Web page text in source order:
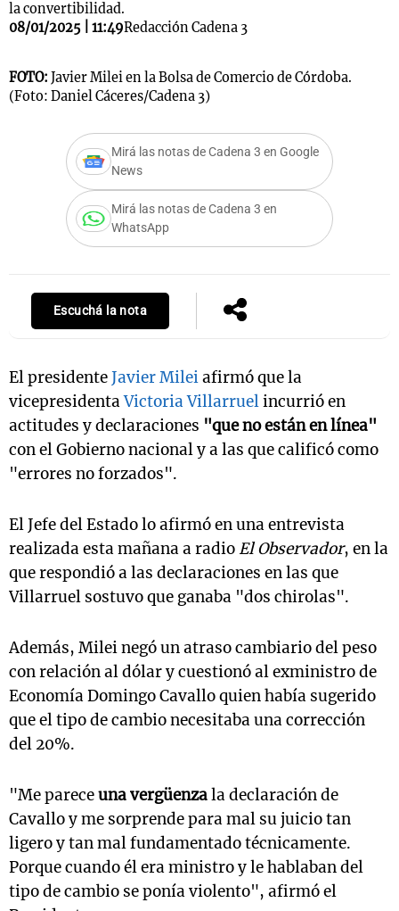
la convertibilidad.
08/01/2025 | 11:49Redacción Cadena 3
FOTO: Javier Milei en la Bolsa de Comercio de Córdoba.
(Foto: Daniel Cáceres/Cadena 3)
Mirá las notas de Cadena 3 en Google
News
Mirá las notas de Cadena 3 en
WhatsApp
Escuchá la nota
El presidenteJavier Mileiafirmó que la
vicepresidentaVictoria Villarruelincurrió en
actitudes y declaraciones "que no están en línea"
con el Gobierno nacional y a las que calificó como
"errores no forzados".
El Jefe del Estado lo afirmó en una entrevista
realizada esta mañana a radio El Observador, en la
que respondió a las declaraciones en las que
Villarruel sostuvo que ganaba "dos chirolas".
Además, Milei negó un atraso cambiario del peso
con relación al dólar y cuestionó al exministro de
Economía Domingo Cavallo quien había sugerido
que el tipo de cambio necesitaba una corrección
del 20%.
"Me pareceuna vergüenzala declaración de
Cavallo y me sorprende para mal su juicio tan
ligero y tan mal fundamentado técnicamente.
Porque cuando él era ministro y le hablaban del
tipo de cambio se ponía violento", afirmó el
Notas